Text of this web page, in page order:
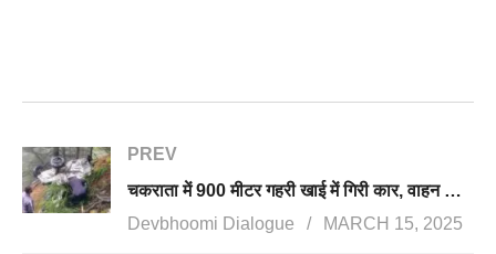
PREV
चकराता में 900 मीटर गहरी खाई में गिरी कार, वाहन के उड़े परखच्चे, हादसे में 2 लोगों की मौत, 2 घायल
Devbhoomi Dialogue
MARCH 15, 2025